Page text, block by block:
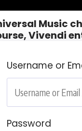
Music
Vivendi
Username or
Password